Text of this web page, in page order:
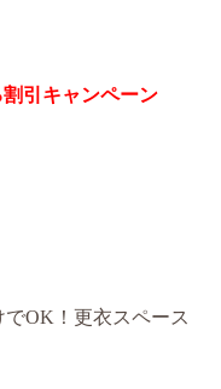
引キャンペーン
OK！更衣スペース